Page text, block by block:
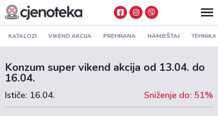
KATALOZI VIKEND AKCIJA PREHRANA NAMJEŠTAJ TEHNIKA
Konzum super vikend akcija od 13.04. do
16.04.
Ističe: 16.04. Sniženje do: 51%